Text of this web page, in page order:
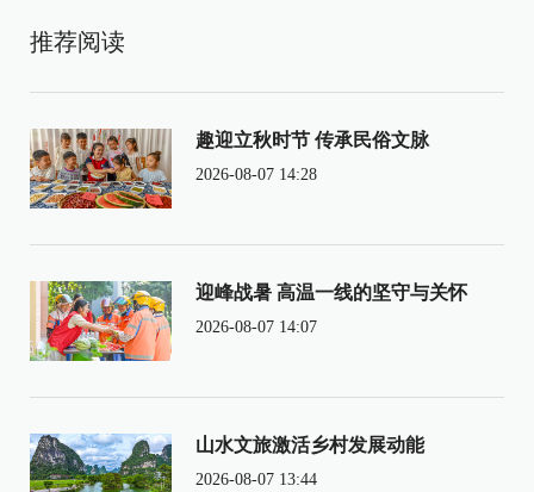
推荐阅读
趣迎立秋时节 传承民俗文脉
2026-08-07 14:28
迎峰战暑 高温一线的坚守与关怀
2026-08-07 14:07
山水文旅激活乡村发展动能
2026-08-07 13:44